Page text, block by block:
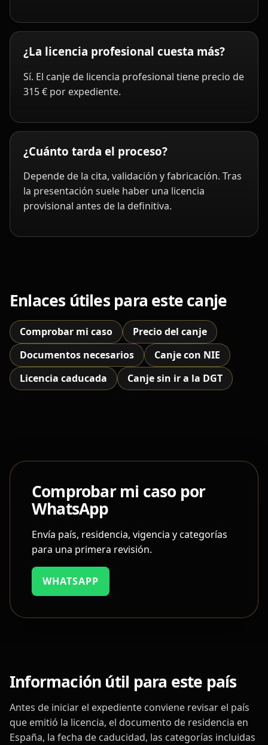
¿La licencia profesional cuesta más?
Sí. El canje de licencia profesional tiene precio de
315 € por expediente.
¿Cuánto tarda el proceso?
Depende de la cita, validación y fabricación. Tras
la presentación suele haber una licencia
provisional antes de la definitiva.
Enlaces útiles para este canje
Comprobar mi caso
Precio del canje
Documentos necesarios
Canje con NIE
Licencia caducada
Canje sin ir a la DGT
Comprobar mi caso por
WhatsApp
Envía país, residencia, vigencia y categorías
para una primera revisión.
WHATSAPP
Información útil para este país
Antes de iniciar el expediente conviene revisar el país
que emitió la licencia, el documento de residencia en
España, la fecha de caducidad, las categorías incluidas